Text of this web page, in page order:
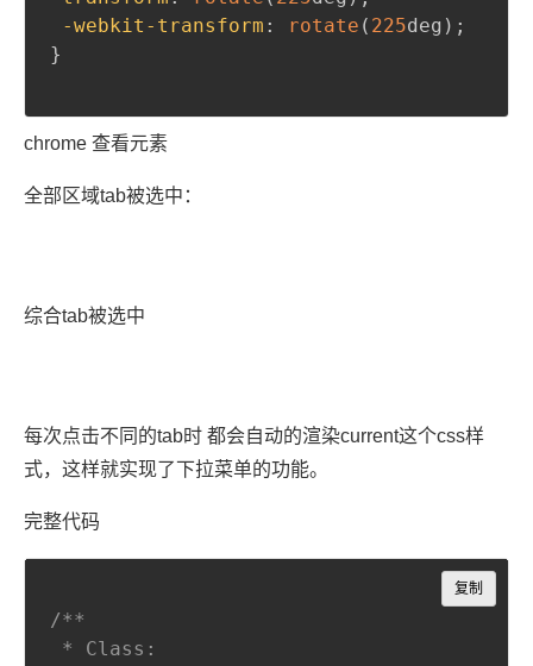
-webkit-transform : rotate ( 225deg ) ;
}
chrome 查看元素
全部区域tab被选中：
综合tab被选中
每次点击不同的tab时 都会自动的渲染current这个css样
式，这样就实现了下拉菜单的功能。
完整代码
/**
* Class:
复制
Copy